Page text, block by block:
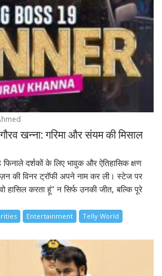
खन्ना: गरिमा और संयम की मिसाल
फिनाले दर्शकों के लिए भावुक और ऐतिहासिक क्षण
की विनर ट्रॉफी अपने नाम कर ली। स्टेज पर
हासिल करता हूं” न सिर्फ उनकी जीत, बल्कि पूरे
Entertainment Telly World